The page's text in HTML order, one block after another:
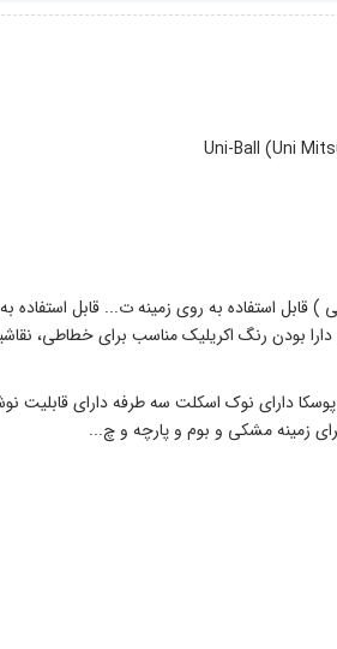
استفاده به روی زمینه ت... قابل استفاده
بودن رنگ اکریلیک مناسب برای خطاطی،
دارای نوک اسکلت سه طرفه دارای قابلیت
زمینه مشکی و بوم و پارچه و چ...